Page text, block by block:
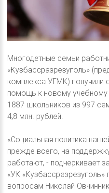
Многодетные семьи
«Кузбассразрезуголь»
комплекса УГМК) получили
помощь к новому учебному
1887 школьников из 997
4,8 млн. рублей.
«Социальная политика
прежде всего, на
работают, - подчеркивает
«УК
вопросам Николай